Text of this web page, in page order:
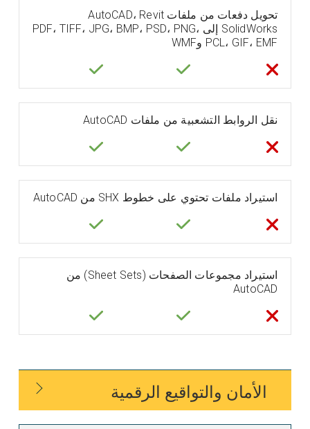
تحويل دفعات من ملفات AutoCAD، Revit
SolidWorks إلى PDF، TIFF، JPG، BMP، PSD، PNG،
PCL، GIF، EMF وWMF
نقل الروابط التشعبية من ملفات AutoCAD
استيراد ملفات تحتوي على خطوط SHX من AutoCAD
استيراد مجموعات الصفحات (Sheet Sets) من
AutoCAD
الأمان والتواقيع الرقمية